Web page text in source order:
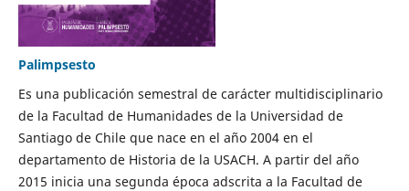
Palimpsesto
Es una publicación semestral de carácter multidisciplinario
de la Facultad de Humanidades de la Universidad de
Santiago de Chile que nace en el año 2004 en el
departamento de Historia de la USACH. A partir del año
2015 inicia una segunda época adscrita a la Facultad de